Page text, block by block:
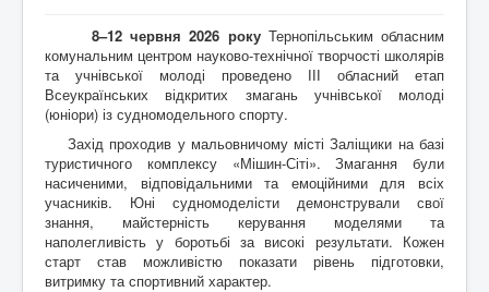
Дистанційне навчання
Контакти
8–12 червня 2026 рокуТернопільським обласним
комунальним центром науково-технічної творчості школярів
та учнівської молоді проведено ІІІ обласний етап
Всеукраїнських відкритих змагань учнівської молоді
(юніори) із судномодельного спорту.
Захід проходив у мальовничому місті Заліщики на базі
туристичного комплексу «Мішин-Сіті». Змагання були
насиченими, відповідальними та емоційними для всіх
учасників. Юні судномоделісти демонстрували свої
знання, майстерність керування моделями та
наполегливість у боротьбі за високі результати. Кожен
старт став можливістю показати рівень підготовки,
витримку та спортивний характер.